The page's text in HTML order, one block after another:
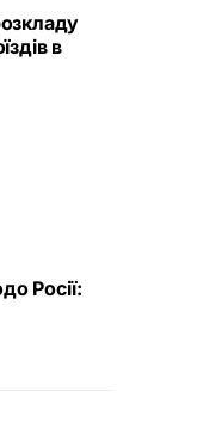
в
Росії: